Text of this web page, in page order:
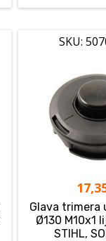
SKU:
Glava trimera
Ø130 M10x1
STIHL,